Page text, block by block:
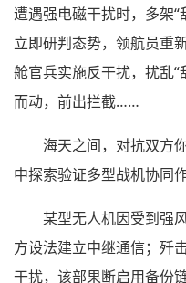
遭遇强电磁干扰时，多架
立即研判态势，领航员重
舱官兵实施反干扰，扰乱
而动，前出拦截……
海天之间，对抗双方
中探索验证多型战机协同
某型无人机因受到强
方设法建立中继通信；歼
干扰，该部果断启用备份